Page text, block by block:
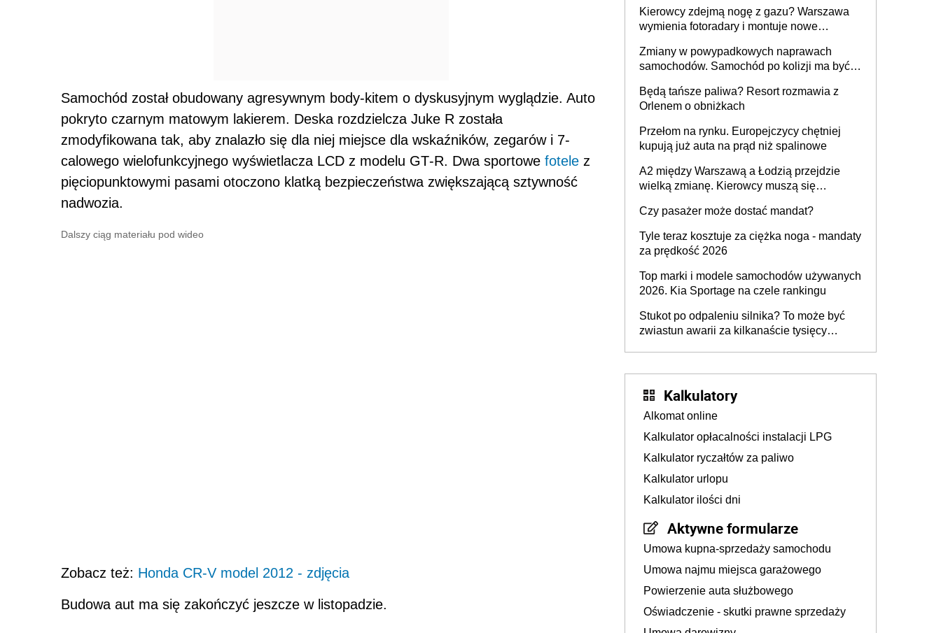
Samochód został obudowany agresywnym body-kitem o dyskusyjnym wyglądzie. Auto
pokryto czarnym matowym lakierem. Deska rozdzielcza Juke R została
zmodyfikowana tak, aby znalazło się dla niej miejsce dla wskaźników, zegarów i 7-
calowego wielofunkcyjnego wyświetlacza LCD z modelu GT‑R. Dwa sportowe fotele z
pięciopunktowymi pasami otoczono klatką bezpieczeństwa zwiększającą sztywność
nadwozia.
Dalszy ciąg materiału pod wideo
Zobacz też: Honda CR-V model 2012 - zdjęcia
Budowa aut ma się zakończyć jeszcze w listopadzie.
Kierowcy zdejmą nogę z gazu? Warszawa
wymienia fotoradary i montuje nowe
Zmiany w powypadkowych naprawach
samochodów. Samochód po kolizji ma być
technologią producenta
Będą tańsze paliwa? Resort rozmawia z
Orlenem o obniżkach
Przełom na rynku. Europejczycy chętniej
kupują już auta na prąd niż spalinowe
A2 między Warszawą a Łodzią przejdzie
wielką zmianę. Kierowcy muszą się
Czy pasażer może dostać mandat?
Tyle teraz kosztuje za ciężka noga - mandaty
za prędkość 2026
Top marki i modele samochodów używanych
2026. Kia Sportage na czele rankingu
Stukot po odpaleniu silnika? To może być
zwiastun awarii za kilkanaście tysięcy
Kalkulatory
Alkomat online
Kalkulator opłacalności instalacji LPG
Kalkulator ryczałtów za paliwo
Kalkulator urlopu
Kalkulator ilości dni
Aktywne formularze
Umowa kupna-sprzedaży samochodu
Umowa najmu miejsca garażowego
Powierzenie auta służbowego
Oświadczenie - skutki prawne sprzedaży